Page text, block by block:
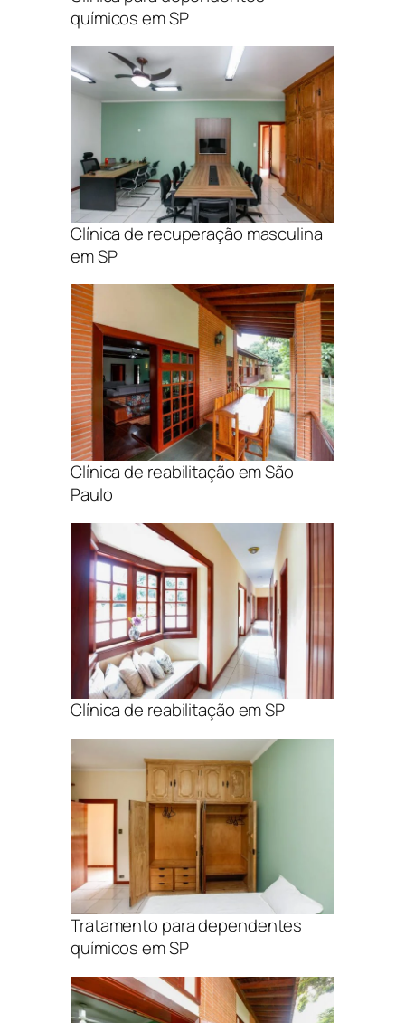
químicos em SP
Clínica de recuperação masculina
em SP
Clínica de reabilitação em São
Paulo
Clínica de reabilitação em SP
Tratamento para dependentes
químicos em SP